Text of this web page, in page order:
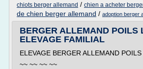
chiots berger allemand / chien a acheter
de chien berger allemand / adoption berger
BERGER ALLEMAND POILS
ELEVAGE FAMILIAL
ELEVAGE BERGER ALLEMAND
~~ ~~ ~~ ~~